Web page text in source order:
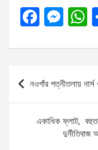
F
ce
b
o
o
k
M
se
n
g
er
s
p
p
Post
navigation
নওগাঁর পত্নীতলায় নার্স
একাধিক ফ্লাট,